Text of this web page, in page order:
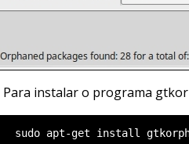
Para instalar o programa